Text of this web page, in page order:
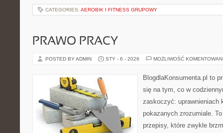
CATEGORIES: AEROBIK I FITNESS GRUPOWY
PRAWO PRACY
POSTED BY ADMIN STY - 6 - 2026 MOŻLIWOŚĆ
BlogdlaKonsumenta.pl to
się na tym, co w
zaskoczyć: uprawnieniach
pokazanych zrozumiale.
przepisy, które zwykle